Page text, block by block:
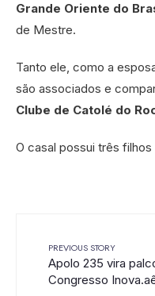
Grande Oriente do
de Mestre.
Tanto ele, como a
são associados e
Clube de Catolé do
O casal possui três filhos
PREVIOUS STORY
Apolo 235 vira
Congresso